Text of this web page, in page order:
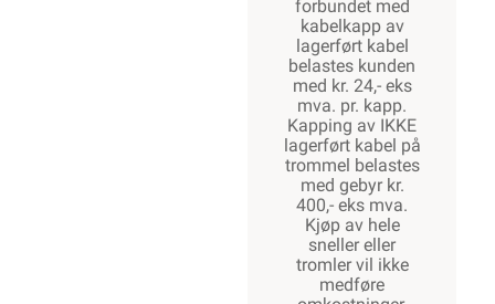
forbundet med
kabelkapp av
lagerført kabel
belastes kunden
med kr. 24,- eks
mva. pr. kapp.
Kapping av IKKE
lagerført kabel på
trommel belastes
med gebyr kr.
400,- eks mva.
Kjøp av hele
sneller eller
tromler vil ikke
medføre